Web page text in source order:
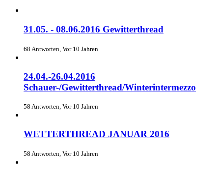
31.05. - 08.06.2016 Gewitterthread
68 Antworten, Vor 10 Jahren
24.04.-26.04.2016
Schauer-/Gewitterthread/Winterintermezzo
58 Antworten, Vor 10 Jahren
WETTERTHREAD JANUAR 2016
58 Antworten, Vor 10 Jahren